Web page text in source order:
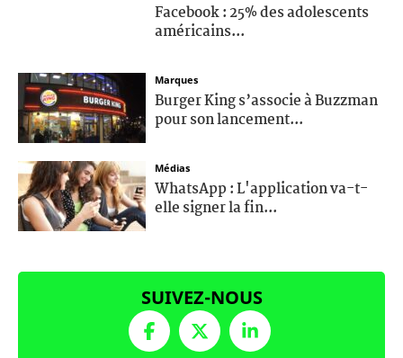
Facebook : 25% des adolescents
américains...
Marques
Burger King s’associe à Buzzman
pour son lancement...
Médias
WhatsApp : L'application va-t-
elle signer la fin...
SUIVEZ-NOUS